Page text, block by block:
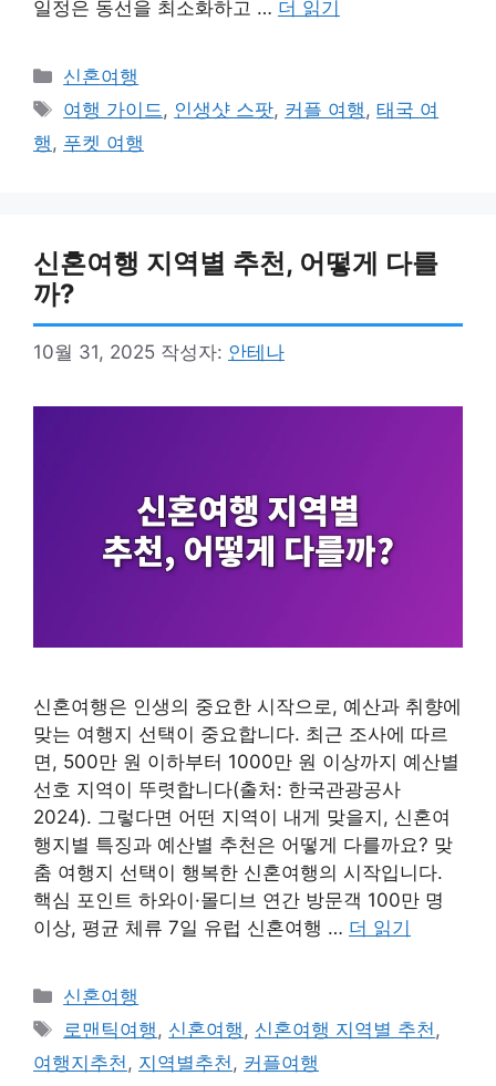
일정은 동선을 최소화하고 … 더 읽기
카
테
고
리
신혼여행
태
그
여행 가이드 , 인생샷 스팟, 커플 여행 ,태국 여
행 , 푸켓 여행
신혼여행 지역별 추천, 어떻게 다를
까?
10월 31, 2025 작성자: 안테나
신혼여행은 인생의 중요한 시작으로, 예산과 취향에
맞는 여행지 선택이 중요합니다. 최근 조사에 따르
면, 500만 원 이하부터 1000만 원 이상까지 예산별
선호 지역이 뚜렷합니다(출처: 한국관광공사
2024). 그렇다면 어떤 지역이 내게 맞을지, 신혼여
행지별 특징과 예산별 추천은 어떻게 다를까요? 맞
춤 여행지 선택이 행복한 신혼여행의 시작입니다.
핵심 포인트 하와이·몰디브 연간 방문객 100만 명
이상, 평균 체류 7일 유럽 신혼여행 … 더 읽기
카
테
리
신혼여행
태
그
로맨틱여행, 신혼여행, 신혼여행 지역별 추천,
여행지추천, 지역별추천, 커플여행